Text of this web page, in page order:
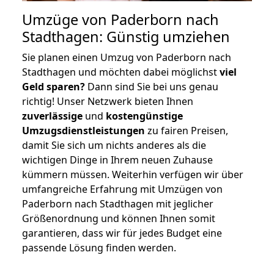
Umzüge von Paderborn nach
Stadthagen: Günstig umziehen
Sie planen einen Umzug von Paderborn nach
Stadthagen und möchten dabei möglichstviel
Geld sparen? Dann sind Sie bei uns genau
richtig! Unser Netzwerk bieten Ihnen
zuverlässige und kostengünstige
Umzugsdienstleistungen zu fairen Preisen,
damit Sie sich um nichts anderes als die
wichtigen Dinge in Ihrem neuen Zuhause
kümmern müssen. Weiterhin verfügen wir über
umfangreiche Erfahrung mit Umzügen von
Paderborn nach Stadthagen mit jeglicher
Größenordnung und können Ihnen somit
garantieren, dass wir für jedes Budget eine
passende Lösung finden werden.